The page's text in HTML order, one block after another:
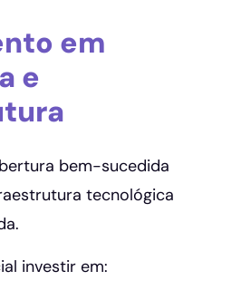
em
e
bem-sucedida
tecnológica
investir em: